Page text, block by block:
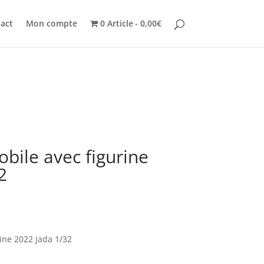
Mon compte 0 Article 0,00€
avec figurine
2022 jada 1/32